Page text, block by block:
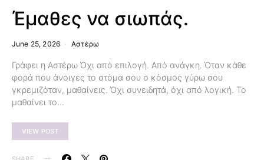
Έμαθες να σιωπάς.
June 25, 2026 Αστέρω
Γράφει η Αστέρω Όχι από επιλογή. Από ανάγκη. Όταν κάθε
φορά που άνοιγες το στόμα σου ο κόσμος γύρω σου
γκρεμιζόταν, μαθαίνεις. Όχι συνειδητά, όχι από λογική. Το
μαθαίνει το…
VIEW POST